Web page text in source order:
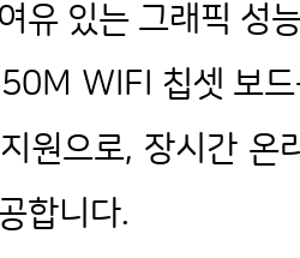
유 있는 그래픽 성
WIFI 칩셋 보
원으로, 장시간 온
합니다.